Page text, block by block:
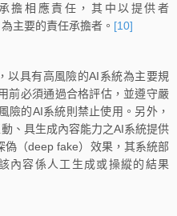
擔相應責任，其中以提供者
主要的責任承擔者。 [10]
以具有高風險的AI系統為主要規
前必須通過合格評估，並遵守嚴
險的AI系統則禁止使用。另外，
、具生成內容能力之AI系統提供
偽（deep fake）效果，其系統部
內容係人工生成或操縱的結果